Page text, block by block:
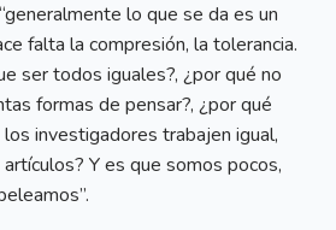
lo que se da es un
falta la compresión, la tolerancia.
ser todos iguales?, ¿por qué no
formas de pensar?, ¿por qué
investigadores trabajen igual,
Y es que somos pocos,